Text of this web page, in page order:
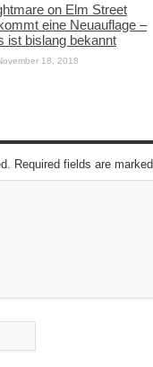
on Elm Street
eine Neuauflage –
ist bislang bekannt
18, 2018
Required fields are marked